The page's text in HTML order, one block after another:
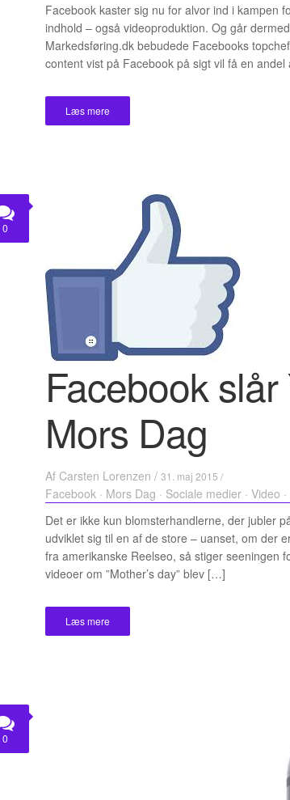
Facebook kaster sig nu for alvor ind i kampen
indhold – også videoproduktion. Og går
Markedsføring.dk bebudede Facebooks
content vist på Facebook på sigt vil få en
Læs mere
0
Facebook
Mors Dag
Af Carsten Lorenzen / 31. maj 2015 /
Facebook · Mors Dag · Sociale medier · Video ·
Det er ikke kun blomsterhandlerne, der jubler
udviklet sig til en af de store – uanset, om der
fra amerikanske Reelseo, så stiger seeningen
videoer om ”Mother’s day” blev […]
Læs mere
0